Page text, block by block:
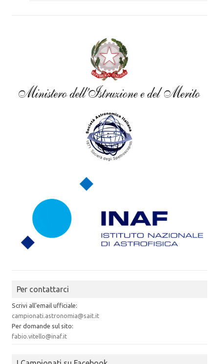
Per contattarci
Scrivi all'email ufficiale:
campionati.astronomia@sait.it
Per domande sul sito:
fabio.vitello@inaf.it